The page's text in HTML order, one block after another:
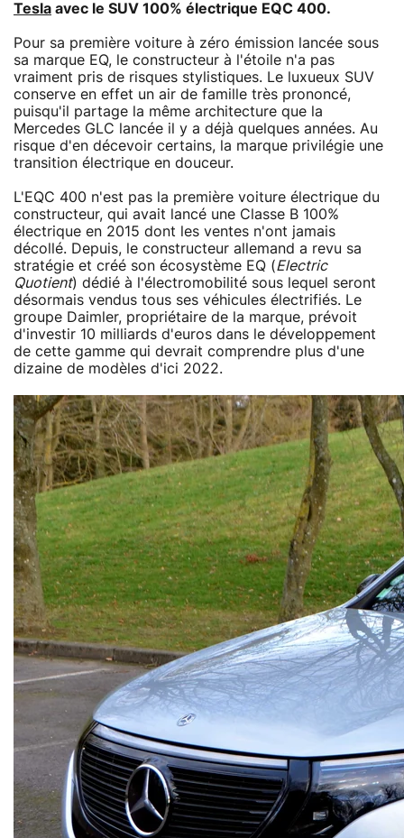
Tesla avec le SUV 100% électrique EQC 400.
Pour sa première voiture à zéro émission lancée sous
sa marque EQ, le constructeur à l'étoile n'a pas
vraiment pris de risques stylistiques. Le luxueux SUV
conserve en effet un air de famille très prononcé,
puisqu'il partage la même architecture que la
Mercedes GLC lancée il y a déjà quelques années. Au
risque d'en décevoir certains, la marque privilégie une
transition électrique en douceur.
L'EQC 400 n'est pas la première voiture électrique du
constructeur, qui avait lancé une Classe B 100%
électrique en 2015 dont les ventes n'ont jamais
décollé. Depuis, le constructeur allemand a revu sa
stratégie et créé son écosystème EQ (Electric
Quotient) dédié à l'électromobilité sous lequel seront
désormais vendus tous ses véhicules électrifiés. Le
groupe Daimler, propriétaire de la marque, prévoit
d'investir 10 milliards d'euros dans le développement
de cette gamme qui devrait comprendre plus d'une
dizaine de modèles d'ici 2022.